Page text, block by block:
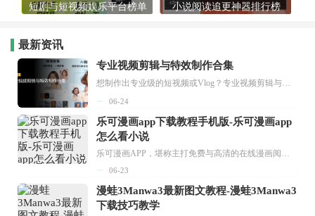
短剧与短视频娱乐平台榜单 小说阅读追更神器排行榜
最新资讯
专业视频剪辑与特效制作合集
想制作出专业级的短视频或Vlog？专业视频剪辑与特效制作大全专题为你提供了从剪辑、抠像到特效包装的全套解决方案。无论是添加炫酷的片头、进行精准的视频抠图，还是制...
06-24
乐可漫画app下载教程手机版-乐可漫画app
怎么看小说
乐可漫画APP，堪称主打免费与高清的在线漫画阅读神器。其官方版提供海量完整版漫画资源，无论是国内漫画，还是日漫、韩漫、台漫、美漫等国外漫画，应有尽有，随时供你阅读。只需轻点一下，便能直接进入阅读界面。不仅如此，乐可漫画最新版本更新速度极快，在这里，你总能抢先看到全网一手漫画章节内容！...
06-23
漫蛙3Manwa3最新图文教程-漫蛙3Manwa3
下载技巧教学